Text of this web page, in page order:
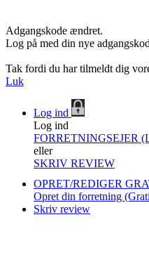
Adgangskode ændret.
Log på med din nye
Tak fordi du har tilmeldt dig
Luk
Log ind
Log ind
FORRETNINGSEJER
eller
SKRIV REVIEW
OPRET/REDIGER
Opret din forretning
Skriv review